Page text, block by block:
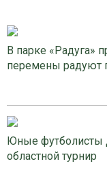
В парке «Радуга»
перемены радуют
Юные футболисты
областной турнир